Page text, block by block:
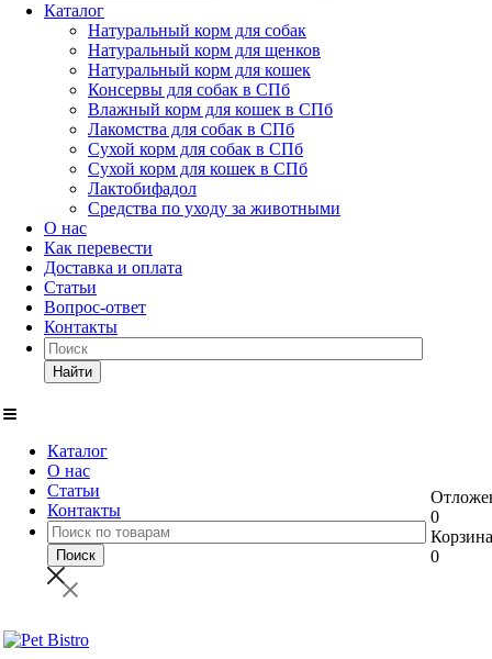
Каталог
Натуральный корм для собак
Натуральный корм для щенков
Натуральный корм для кошек
Консервы для собак в СПб
Влажный корм для кошек в СПб
Лакомства для собак в СПб
Сухой корм для собак в СПб
Сухой корм для кошек в СПб
Лактобифадол
Средства по уходу за животными
О нас
Как перевести
Доставка и оплата
Статьи
Вопрос-ответ
Контакты
Найти
Каталог
О нас
Статьи
Контакты
0
Корзина
0